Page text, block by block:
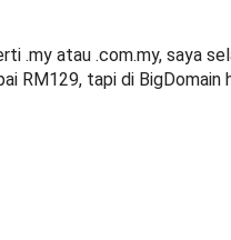
.my atau .com.my, saya
RM129, tapi di BigDomain